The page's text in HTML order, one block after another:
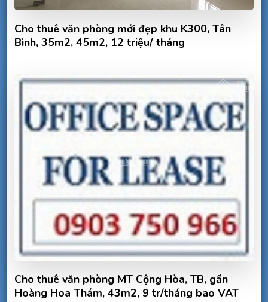
Cho thuê văn phòng mới đẹp khu K300, Tân
Bình, 35m2, 45m2, 12 triệu/ tháng
Cho thuê văn phòng MT Cộng Hòa, TB, gần
Hoàng Hoa Thám, 43m2, 9 tr/tháng bao VAT